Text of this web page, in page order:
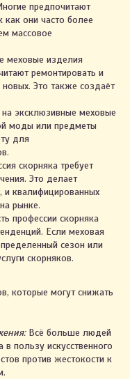
предпочитают
они часто более
массовое
меховые изделия
ремонтировать и
новых. Это также создаёт
эксклюзивные меховые
моды или предметы
для
скорняка требует
Это делает
и квалифицированных
рынке.
профессии скорняка
Если меховая
сезон или
скорняков.
которые могут снижать
Всё больше людей
пользу искусственного
против жестокости к